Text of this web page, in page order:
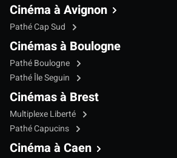
Cinéma à Avignon
Pathé Cap Sud
Cinémas à Boulogne
Pathé Boulogne
Pathé Île Seguin
Cinémas à Brest
Multiplexe Liberté
Pathé Capucins
Cinéma à Caen